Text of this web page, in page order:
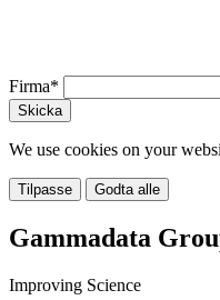
Firma*
We use cookies on your
Tilpasse Godta alle
Gammadata
Improving Science